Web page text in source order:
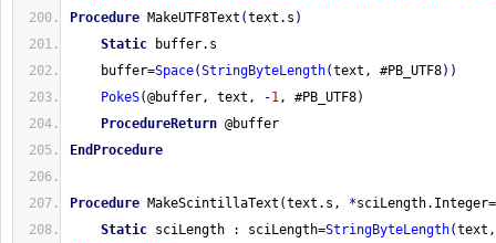
Procedure MakeUTF8Text (text.s )
Static buffer.s
buffer=Space(StringByteLength(text, #PB_UTF8) )
PokeS(@buffer, text, -1, #PB_UTF8)
ProcedureReturn @buffer
EndProcedure
Procedure MakeScintillaText (text.s, *sciLength.Integer=
Static sciLength : sciLength=StringByteLength(text,